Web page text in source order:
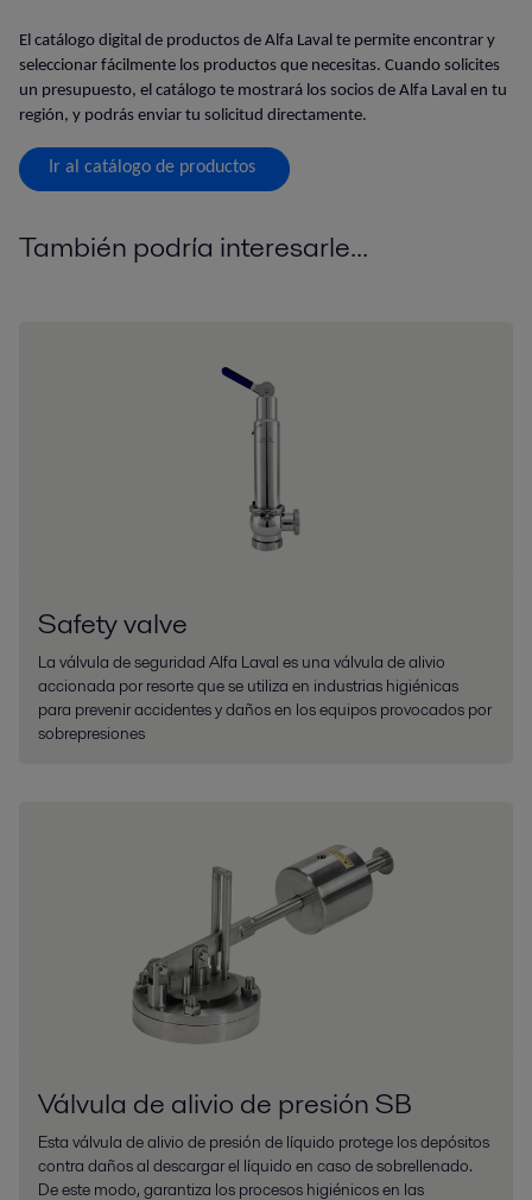
El catálogo digital de productos de Alfa Laval te permite encontrar y
seleccionar fácilmente los productos que necesitas. Cuando solicites
un presupuesto, el catálogo te mostrará los socios de Alfa Laval en tu
región, y podrás enviar tu solicitud directamente.
Ir al catálogo de productos
También podría interesarle...
Safety valve
La válvula de seguridad Alfa Laval es una válvula de alivio
accionada por resorte que se utiliza en industrias higiénicas
para prevenir accidentes y daños en los equipos provocados por
sobrepresiones
Válvula de alivio de presión SB
Esta válvula de alivio de presión de líquido protege los depósitos
contra daños al descargar el líquido en caso de sobrellenado.
De este modo, garantiza los procesos higiénicos en las